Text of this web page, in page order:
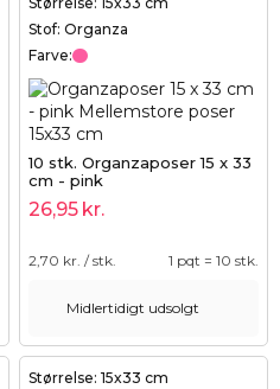
Stof: Organza
Farve:
10 stk. Organzaposer 15 x 33
cm - pink
26,95 kr.
2,70 kr. / stk. 1 pqt = 10 stk.
Midlertidigt udsolgt
Størrelse: 15x33 cm